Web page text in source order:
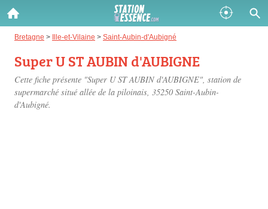
Bretagne > Ille-et-Vilaine > Saint-Aubin-d'Aubigné
Super U ST AUBIN d'AUBIGNE
Cette fiche présente "Super U ST AUBIN d'AUBIGNE", station de
supermarché situé allée de la piloinais, 35250 Saint-Aubin-
d'Aubigné.
Gazole :
Disponible Épuisé
SP 98 :